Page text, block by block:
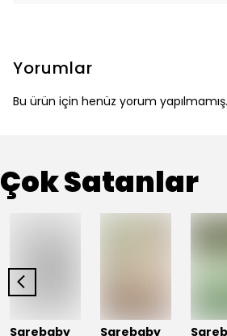
Yorumlar
Bu ürün için henüz yorum yapılmamış.
Çok Satanlar
Sarebaby Sarebaby